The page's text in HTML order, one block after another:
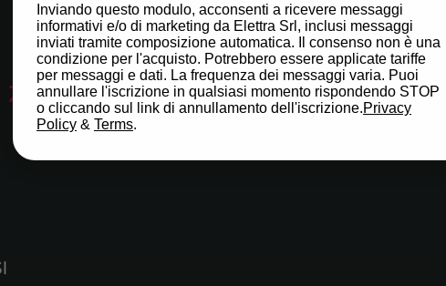
Inviando questo modulo, acconsenti a ricevere messaggi
informativi e/o di marketing da Elettra Srl, inclusi messaggi
inviati tramite composizione automatica. Il consenso non è una
condizione per l'acquisto. Potrebbero essere applicate tariffe
per messaggi e dati. La frequenza dei messaggi varia. Puoi
annullare l'iscrizione in qualsiasi momento rispondendo STOP
o cliccando sul link di annullamento dell'iscrizione.Privacy
Policy & Terms.